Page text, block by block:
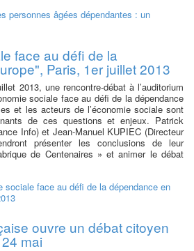
personnes âgées dépendantes : un
face au défi de la
Paris, 1er juillet 2013
2013, une rencontre-débat à l’auditorium
sociale face au défi de la dépendance
et les acteurs de l’économie sociale sont
de ces questions et enjeux. Patrick
Info) et Jean-Manuel KUPIEC (Directeur
présenter les conclusions de leur
de Centenaires » et animer le débat
sociale face au défi de la dépendance en
ouvre un débat citoyen
mai